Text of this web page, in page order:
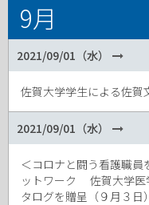
9月
2021/09/01（水）
佐賀大学学生による佐賀
2021/09/01（水）
＜コロナと闘う看護職
ットワーク 佐賀大学医
タログを贈呈（９月３日）